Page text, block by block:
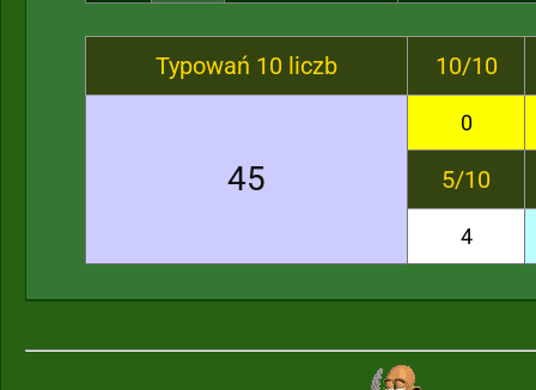
Typowań 10 liczb 10/10
45
0
5/10
4